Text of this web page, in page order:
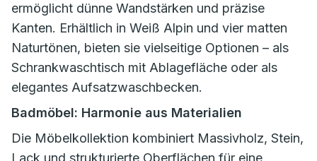
ermöglicht dünne Wandstärken und präzise
Kanten. Erhältlich in Weiß Alpin und vier matten
Naturtönen, bieten sie vielseitige Optionen – als
Schrankwaschtisch mit Ablagefläche oder als
elegantes Aufsatzwaschbecken.
Badmöbel: Harmonie aus Materialien
Die Möbelkollektion kombiniert Massivholz, Stein,
Lack und strukturierte Oberflächen für eine